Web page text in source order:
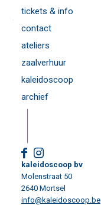
tickets & info
contact
ateliers
zaalverhuur
kaleidoscoop
archief
kaleidoscoop bv
Molenstraat 50
2640 Mortsel
info@kaleidoscoop.be